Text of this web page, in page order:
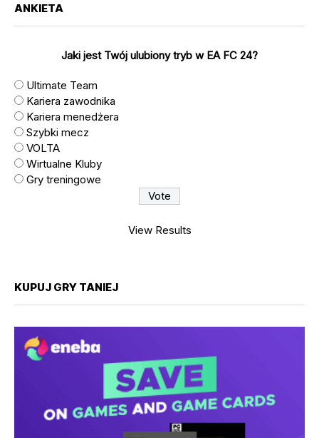
ANKIETA
Jaki jest Twój ulubiony tryb w EA FC 24?
Ultimate Team
Kariera zawodnika
Kariera menedżera
Szybki mecz
VOLTA
Wirtualne Kluby
Gry treningowe
View Results
KUPUJ GRY TANIEJ